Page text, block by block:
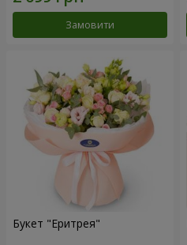
Замовити
Букет "Еритрея"